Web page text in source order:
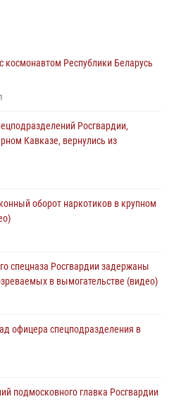
незаконной миграции и
(видео)
на комплексных учениях
объектов в Подмосковье
космонавтом Республики Беларусь
1
Росгвардии,
Кавказе, вернулись из
оборот наркотиков в крупном
спецназа Росгвардии задержаны
в вымогательстве (видео)
офицера спецподразделения в
подмосковного главка Росгвардии